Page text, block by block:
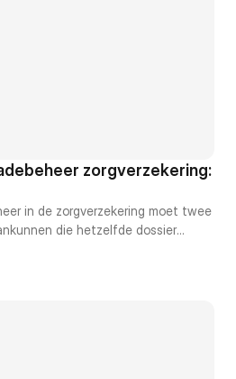
zorgverzekering:
in de zorgverzekering moet twee
die hetzelfde dossier
die hem heeft behandeld.